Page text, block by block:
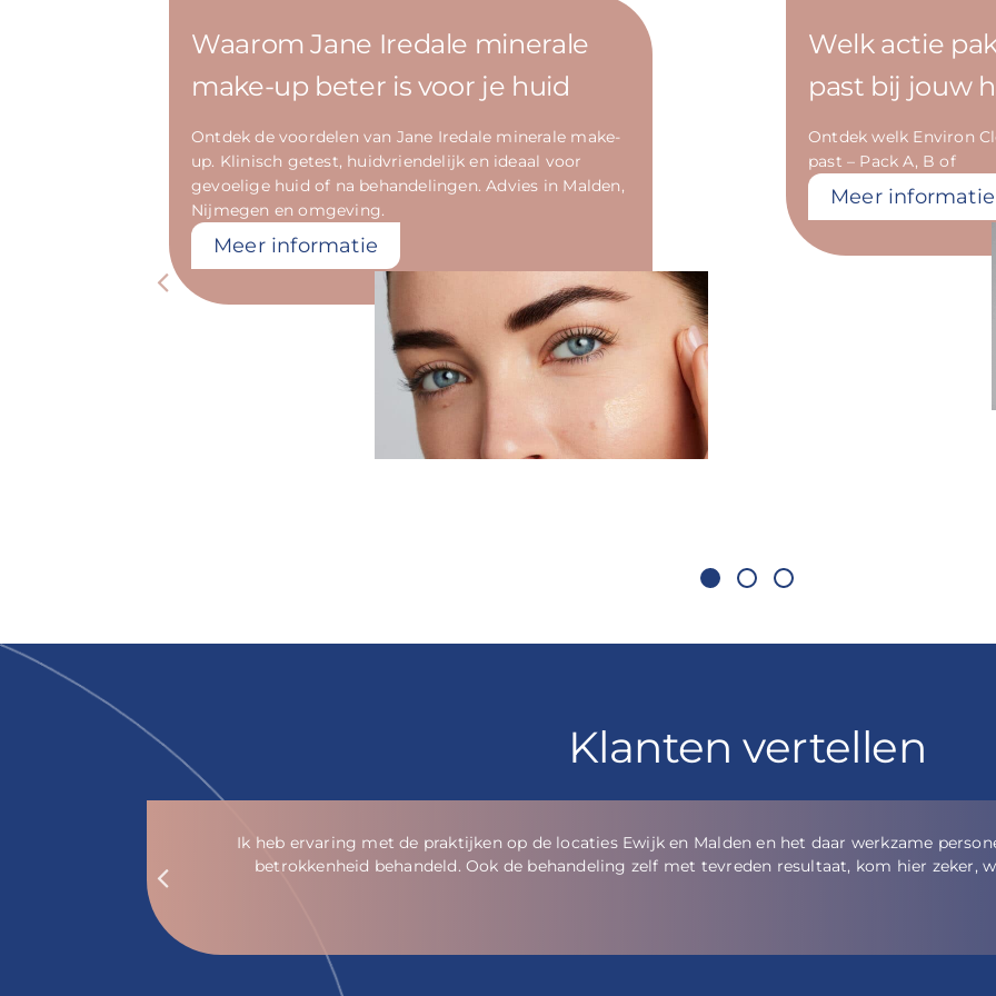
Waarom Jane Iredale minerale
make-up beter is voor je huid
Ontdek de voordelen van Jane Iredale minerale make-
up. Klinisch getest, huidvriendelijk en ideaal voor
gevoelige huid of na behandelingen. Advies in Malden,
Nijmegen en omgeving.
Meer informatie
Welk actie
past bij jouw
Ontdek welk Environ
past – Pack A, B of
Meer informatie
Klanten vertellen
Je wordt vriendelijk en professioneel geholpen. Er wordt prima advies gegeven